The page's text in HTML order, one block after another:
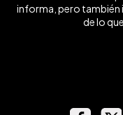
informa, pero también
de lo